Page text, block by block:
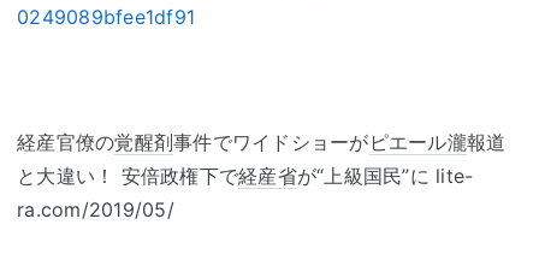
0249089bfee1df91
経産官僚の覚醒剤事件でワイドショーが ピエール瀧報道
と大違い！ 安倍政権下で経産省が“上級国民”に lite-
ra.com/2019/05/